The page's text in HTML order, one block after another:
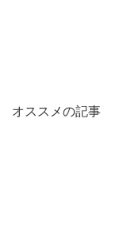
オススメの記事